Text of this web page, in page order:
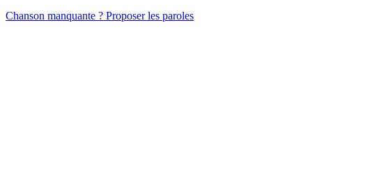
Chanson manquante ? Proposer les paroles